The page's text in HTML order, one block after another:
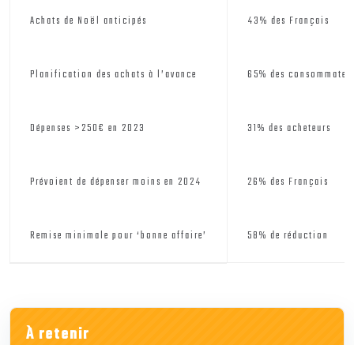
Achats de Noël anticipés 43% des Français
Planification des achats à l’avance 65% des
Dépenses >250€ en 2023 31% des acheteurs
Prévoient de dépenser moins en 2024 26% des Français
Remise minimale pour ‘bonne affaire’ 58% de réduction
À retenir